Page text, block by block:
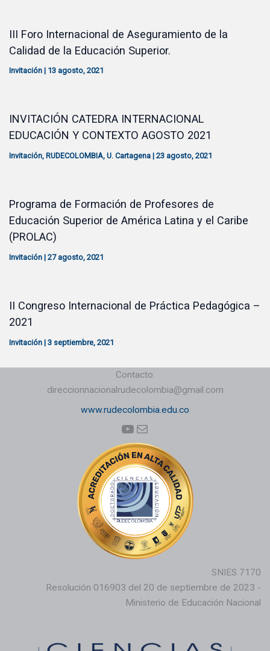
III Foro Internacional de Aseguramiento de la
Calidad de la Educación Superior.
Invitación | 13 agosto, 2021
INVITACIÓN CATEDRA INTERNACIONAL
EDUCACIÓN Y CONTEXTO AGOSTO 2021
Invitación, RUDECOLOMBIA, U. Cartagena | 23 agosto, 2021
Programa de Formación de Profesores de
Educación Superior de América Latina y el Caribe
(PROLAC)
Invitación | 27 agosto, 2021
II Congreso Internacional de Práctica Pedagógica –
2021
Invitación | 3 septiembre, 2021
Contacto:
direccionnacionalrudecolombia@gmail.com
www.rudecolombia.edu.co
YouTube
Correo electrónico
SNIES 7170
Resolución 016903 del 20 de septiembre de 2023 -
Ministerio de Educación Nacional